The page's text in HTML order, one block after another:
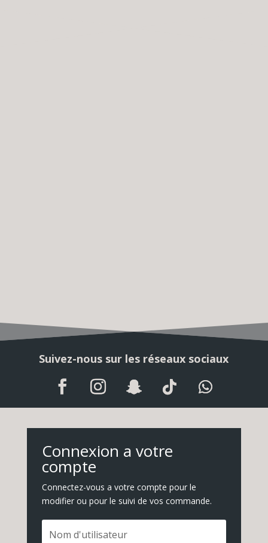
Suivez-nous sur les réseaux sociaux
Connexion a votre
compte
Connectez-vous a votre compte pour le
modifier ou pour le suivi de vos commande.